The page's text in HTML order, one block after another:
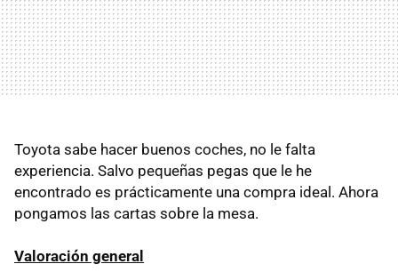
Toyota sabe hacer buenos coches, no le falta
experiencia. Salvo pequeñas pegas que le he
encontrado es prácticamente una compra ideal. Ahora
pongamos las cartas sobre la mesa.
Valoración general